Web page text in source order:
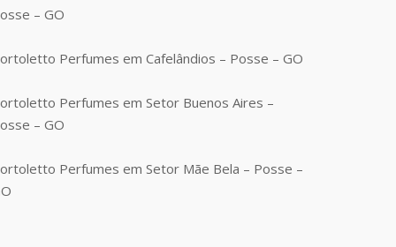
– GO
Perfumes em Cafelândios – Posse – GO
Perfumes em Setor Buenos Aires –
– GO
Perfumes em Setor Mãe Bela – Posse –